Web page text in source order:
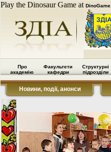
Play the Dinosaur Game at
Про
академію
Факультети
кафедри
Структурні
підрозділи
Новини, події, анонси